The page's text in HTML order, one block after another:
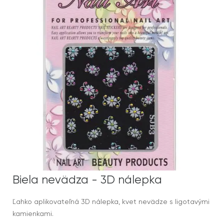
Biela nevädza - 3D nálepka
Ľahko aplikovateľná 3D nálepka, kvet nevädze s ligotavými
kamienkami.